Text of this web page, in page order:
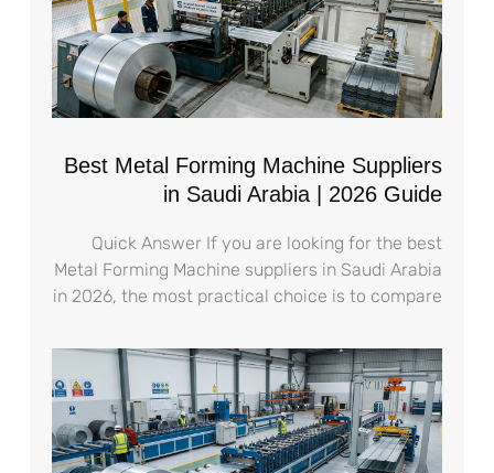
Best Metal Forming Machine Suppliers
in Saudi Arabia | 2026 Guide
Quick Answer If you are looking for the best
Metal Forming Machine suppliers in Saudi Arabia
in 2026, the most practical choice is to compare